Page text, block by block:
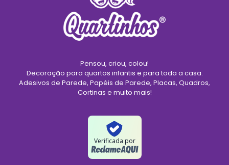
Pensou, criou, colou!
Decoração para quartos infantis e para toda a casa.
Adesivos de Parede, Papéis de Parede, Placas, Quadros,
Cortinas e muito mais!
Verificada por